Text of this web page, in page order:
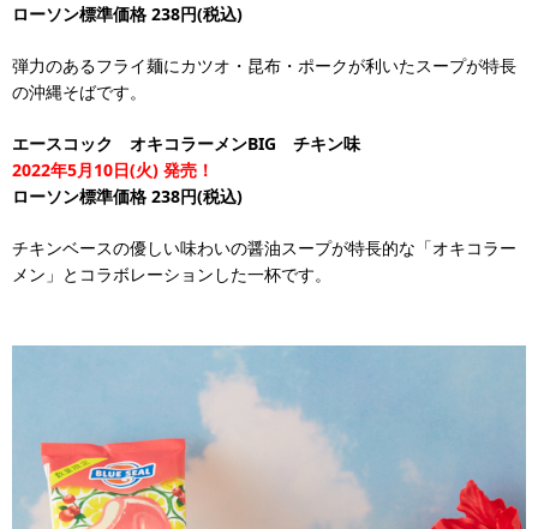
ローソン標準価格 238円(税込)
弾力のあるフライ麺にカツオ・昆布・ポークが利いたスープが特長
の沖縄そばです。
エースコック オキコラーメンBIG チキン味
2022年5月10日(火) 発売！
ローソン標準価格 238円(税込)
チキンベースの優しい味わいの醤油スープが特長的な「オキコラー
メン」とコラボレーションした一杯です。